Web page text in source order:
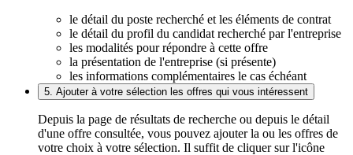
le détail du poste recherché et les éléments de contrat
le détail du profil du candidat recherché par l'entreprise
les modalités pour répondre à cette offre
la présentation de l'entreprise (si présente)
les informations complémentaires le cas échéant
5. Ajouter à votre sélection les offres qui vous intéressent
Depuis la page de résultats de recherche ou depuis le détail
d'une offre consultée, vous pouvez ajouter la ou les offres de
votre choix à votre sélection. Il suffit de cliquer sur l'icône